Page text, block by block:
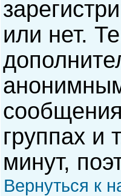
или нет.
группах и
минут,
Вернуться к